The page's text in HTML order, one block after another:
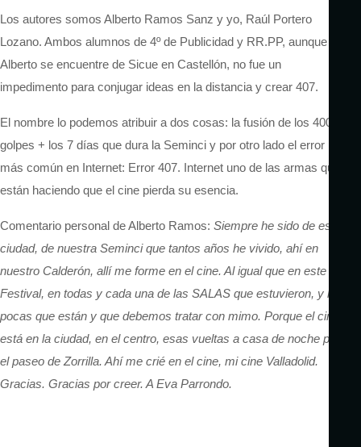
Los autores somos Alberto Ramos Sanz y yo, Raúl Portero
Lozano. Ambos alumnos de 4º de Publicidad y RR.PP, aunque
Alberto se encuentre de Sicue en Castellón, no fue un
impedimento para conjugar ideas en la distancia y crear 407.
El nombre lo podemos atribuir a dos cosas: la fusión de los 400
golpes + los 7 días que dura la Seminci y por otro lado el error
más común en Internet: Error 407. Internet uno de las armas que
están haciendo que el cine pierda su esencia.
Comentario personal de Alberto Ramos: Siempre he sido de esta
ciudad, de nuestra Seminci que tantos años he vivido, ahí en
nuestro Calderón, allí me forme en el cine. Al igual que en este
Festival, en todas y cada una de las SALAS que estuvieron, y las
pocas que están y que debemos tratar con mimo. Porque el cine
está en la ciudad, en el centro, esas vueltas a casa de noche por
el paseo de Zorrilla. Ahí me crié en el cine, mi cine Valladolid.
Gracias. Gracias por creer. A Eva Parrondo.